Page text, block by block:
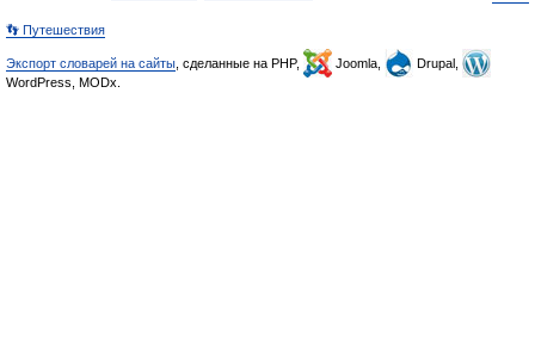
👣 Путешествия
Экспорт словарей на сайты , сделанные на PHP, Joomla,
Drupal,
WordPress, MODx.